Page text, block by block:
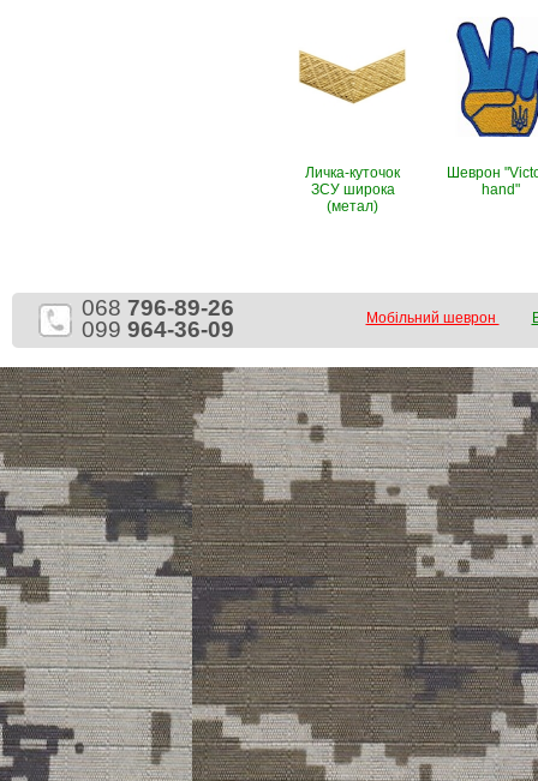
Личка-куточок
ЗСУ широка
(метал)
Шеврон
hand"
068 796-89-26
099 964-36-09 Мобільний шеврон